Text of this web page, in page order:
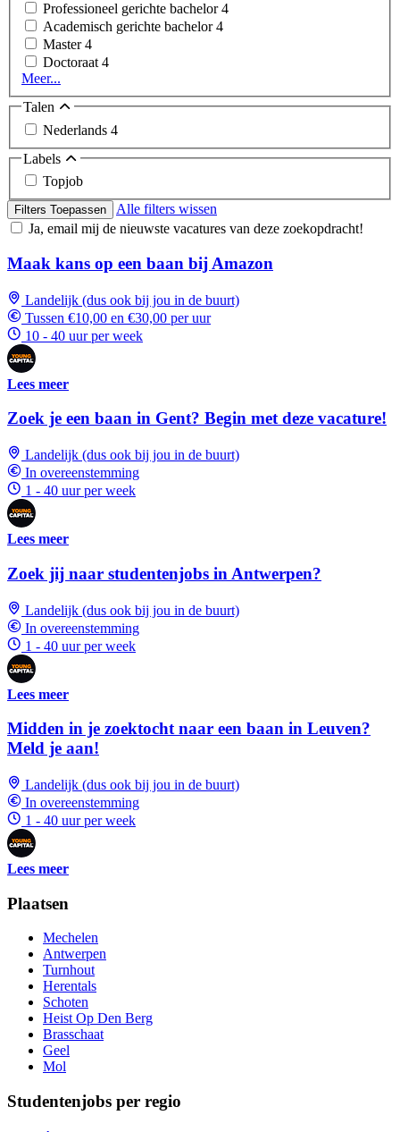
Professioneel gerichte bachelor4
Academisch gerichte bachelor4
Master4
Doctoraat 4
Meer...
Talen
Nederlands 4
Labels
Topjob
Filters Toepassen
Alle filters wissen
Ja, email mij de nieuwste vacatures van deze zoekopdracht!
Maak kans op een baan bij Amazon
Landelijk (dus ook bij jou in de buurt)
Tussen €10,00 en €30,00 per uur
10 - 40 uur per week
Lees meer
Zoek je een baan in Gent? Begin met deze vacature!
Landelijk (dus ook bij jou in de buurt)
In overeenstemming
1 - 40 uur per week
Lees meer
Zoek jij naar studentenjobs in Antwerpen?
Landelijk (dus ook bij jou in de buurt)
In overeenstemming
1 - 40 uur per week
Lees meer
Midden in je zoektocht naar een baan in Leuven?
Meld je aan!
Landelijk (dus ook bij jou in de buurt)
In overeenstemming
1 - 40 uur per week
Lees meer
Plaatsen
Mechelen
Antwerpen
Turnhout
Herentals
Schoten
Heist Op Den Berg
Brasschaat
Geel
Mol
Studentenjobs per regio